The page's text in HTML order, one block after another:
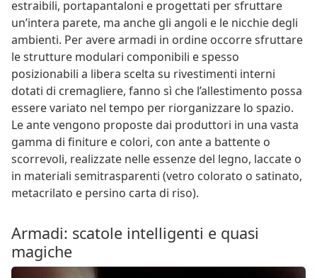
estraibili, portapantaloni e progettati per sfruttare
un’intera parete, ma anche gli angoli e le nicchie degli
ambienti. Per avere armadi in ordine occorre sfruttare
le strutture modulari componibili e spesso
posizionabili a libera scelta su rivestimenti interni
dotati di cremagliere, fanno sì che l’allestimento possa
essere variato nel tempo per riorganizzare lo spazio.
Le ante vengono proposte dai produttori in una vasta
gamma di finiture e colori, con ante a battente o
scorrevoli, realizzate nelle essenze del legno, laccate o
in materiali semitrasparenti (vetro colorato o satinato,
metacrilato e persino carta di riso).
Armadi: scatole intelligenti e quasi
magiche